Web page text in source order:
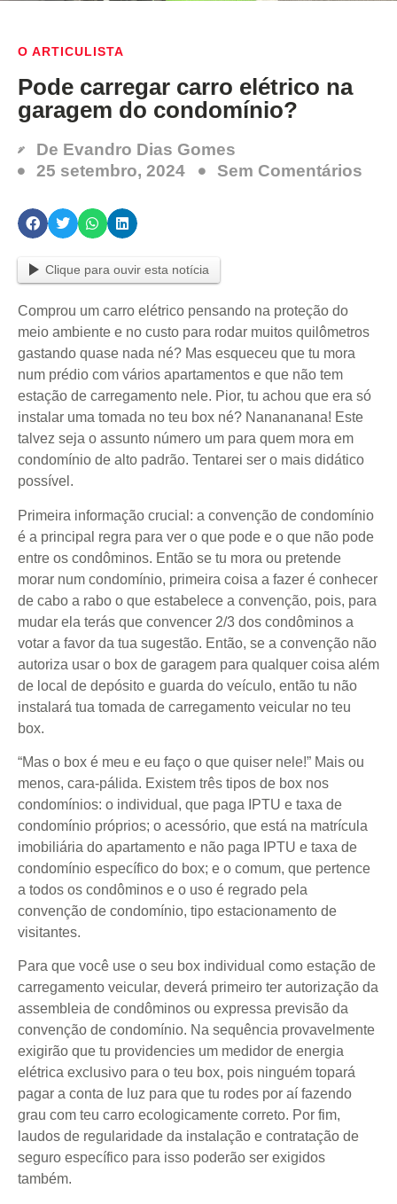
O ARTICULISTA
Pode carregar carro elétrico na
garagem do condomínio?
De Evandro Dias Gomes
25 setembro, 2024
Sem Comentários
Clique para ouvir esta notícia
Comprou um carro elétrico pensando na proteção do
meio ambiente e no custo para rodar muitos quilômetros
gastando quase nada né? Mas esqueceu que tu mora
num prédio com vários apartamentos e que não tem
estação de carregamento nele. Pior, tu achou que era só
instalar uma tomada no teu box né? Nanananana! Este
talvez seja o assunto número um para quem mora em
condomínio de alto padrão. Tentarei ser o mais didático
possível.
Primeira informação crucial: a convenção de condomínio
é a principal regra para ver o que pode e o que não pode
entre os condôminos. Então se tu mora ou pretende
morar num condomínio, primeira coisa a fazer é conhecer
de cabo a rabo o que estabelece a convenção, pois, para
mudar ela terás que convencer 2/3 dos condôminos a
votar a favor da tua sugestão. Então, se a convenção não
autoriza usar o box de garagem para qualquer coisa além
de local de depósito e guarda do veículo, então tu não
instalará tua tomada de carregamento veicular no teu
box.
“Mas o box é meu e eu faço o que quiser nele!” Mais ou
menos, cara-pálida. Existem três tipos de box nos
condomínios: o individual, que paga IPTU e taxa de
condomínio próprios; o acessório, que está na matrícula
imobiliária do apartamento e não paga IPTU e taxa de
condomínio específico do box; e o comum, que pertence
a todos os condôminos e o uso é regrado pela
convenção de condomínio, tipo estacionamento de
visitantes.
Para que você use o seu box individual como estação de
carregamento veicular, deverá primeiro ter autorização da
assembleia de condôminos ou expressa previsão da
convenção de condomínio. Na sequência provavelmente
exigirão que tu providencies um medidor de energia
elétrica exclusivo para o teu box, pois ninguém topará
pagar a conta de luz para que tu rodes por aí fazendo
grau com teu carro ecologicamente correto. Por fim,
laudos de regularidade da instalação e contratação de
seguro específico para isso poderão ser exigidos
também.